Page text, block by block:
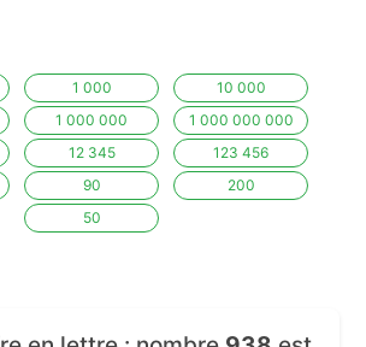
1 000
10 000
1 000 000
1 000 000 000
12 345
123 456
90
200
50